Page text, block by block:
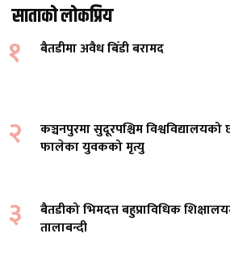
साताको लोकप्रिय
१ बैतडीमा अवैध बिँडी बरामद
२
कञ्चनपुरमा सुदूरपश्चिम
फालेका युवकको मृत्यु
३
बैतडीको भिमदत्त बहुप्राविधिक
तालाबन्दी